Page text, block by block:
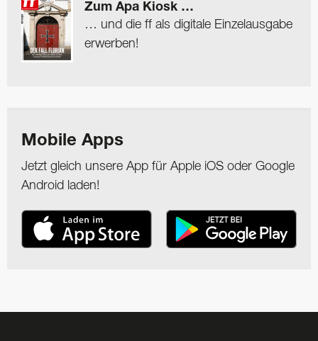
Zum Apa Kiosk …
… und die ff als digitale Einzelausgabe
erwerben!
Mobile Apps
Jetzt gleich unsere App für Apple iOS oder Google
Android laden!